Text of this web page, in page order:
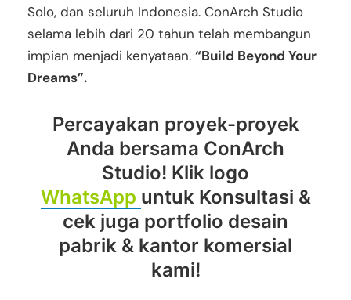
Solo, dan seluruh Indonesia. ConArch Studio
selama lebih dari 20 tahun telah membangun
impian menjadi kenyataan. “Build Beyond Your
Dreams”.
Percayakan proyek-proyek
Anda bersama ConArch
Studio! Klik logo
WhatsApp untuk Konsultasi &
cek juga portfolio desain
pabrik & kantor komersial
kami!